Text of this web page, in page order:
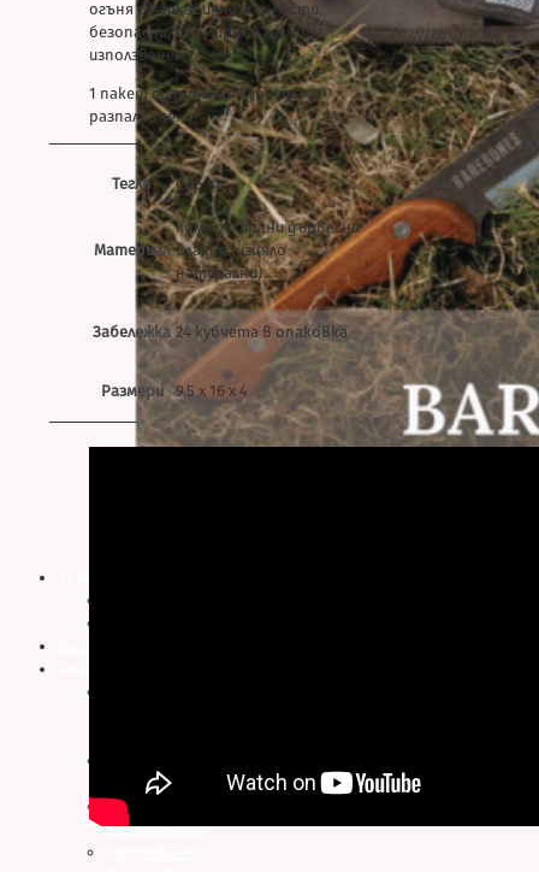
условия
Съвети за
безопасност
огъня светкавично и са чисти,
безопасни, без мирис и лесни за
използване.
1 пакет съдържа 24 кубчета за
разпалване.
Тегло 0.25 кг
Материал
компресирани дървесни
влакна (изцяло
натурални)
Забележка 24 кубчета в опаковка
Размери 9.5 х 16 х 4